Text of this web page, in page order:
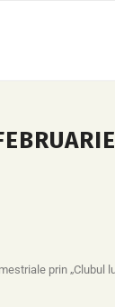
prin „Clubul